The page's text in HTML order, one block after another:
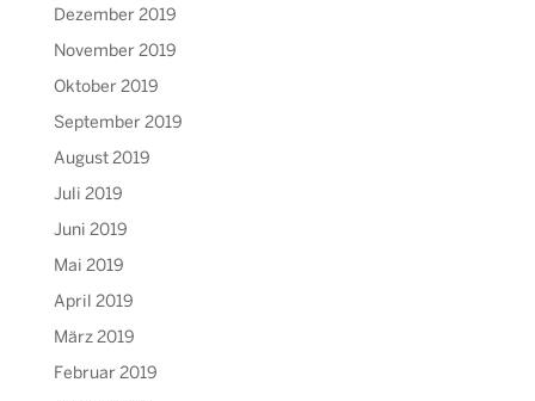
Dezember 2019
November 2019
Oktober 2019
September 2019
August 2019
Juli 2019
Juni 2019
Mai 2019
April 2019
März 2019
Februar 2019